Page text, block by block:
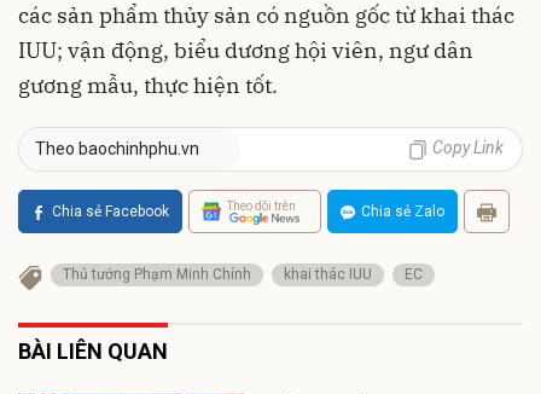
các sản phẩm thủy sản có nguồn gốc từ khai thác
IUU; vận động, biểu dương hội viên, ngư dân
gương mẫu, thực hiện tốt.
Theo baochinhphu.vn Copy Link
Chia sẻ Facebook Theo dõi trên Chia sẻ Zalo
Thủ tướng Phạm Minh Chính khai thác IUU EC
BÀI LIÊN QUAN